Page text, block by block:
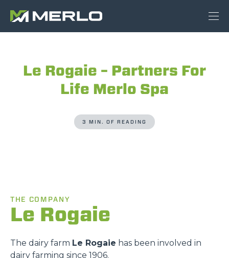
Le Rogaie – Partners For
Life Merlo Spa
3 MIN. OF READING
THE COMPANY
Le Rogaie
The dairy farm Le Rogaie has been involved in
dairy farming since 1906.